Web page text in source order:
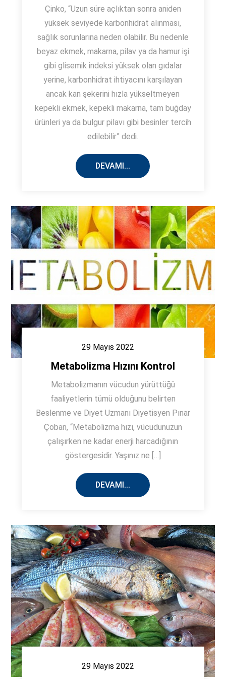
Çinko, “Uzun süre açlıktan sonra aniden
yüksek seviyede karbonhidrat alınması,
sağlık sorunlarına neden olabilir. Bu nedenle
beyaz ekmek, makarna, pilav ya da hamur işi
gibi glisemik indeksi yüksek olan gıdalar
yerine, karbonhidrat ihtiyacını karşılayan
ancak kan şekerini hızla yükseltmeyen
kepekli ekmek, kepekli makarna, tam buğday
ürünleri ya da bulgur pilavı gibi besinler tercih
edilebilir” dedi.
DEVAMI...
29 Mayıs 2022
Metabolizma Hızını Kontrol
Metabolizmanın vücudun yürüttüğü
faaliyetlerin tümü olduğunu belirten
Beslenme ve Diyet Uzmanı Diyetisyen Pınar
Çoban, “Metabolizma hızı, vücudunuzun
çalışırken ne kadar enerji harcadığının
göstergesidir. Yaşınız ne […]
DEVAMI...
29 Mayıs 2022